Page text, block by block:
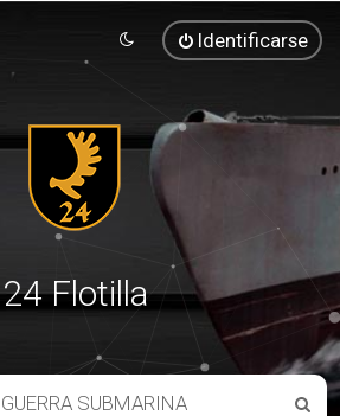
Identificarse
24 Flotilla
GUERRA SUBMARINA